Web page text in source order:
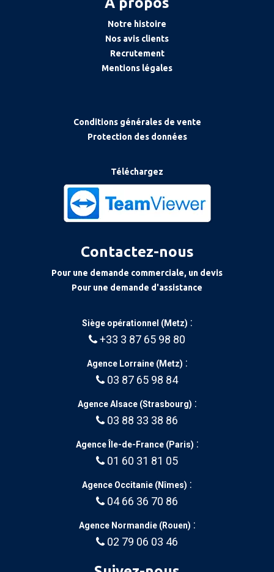
Notre histoire
Nos avis clients
Recrutement
Mentions légales
Conditions générales de vente
Protection des données
Téléchargez
Contactez-nous
Pour une demande commerciale, un devis
Pour une demande d'assistance
Siège opérationnel (Metz) :
+33 3 87 65 98 80
Agence Lorraine (Metz) :
03 87 65 98 84
Agence Alsace (Strasbourg) :
03 88 33 38 86
Agence Île-de-France (Paris) :
01 60 31 81 05
Agence Occitanie (Nîmes) :
04 66 36 70 86
Agence Normandie (Rouen) :
02 79 06 03 46